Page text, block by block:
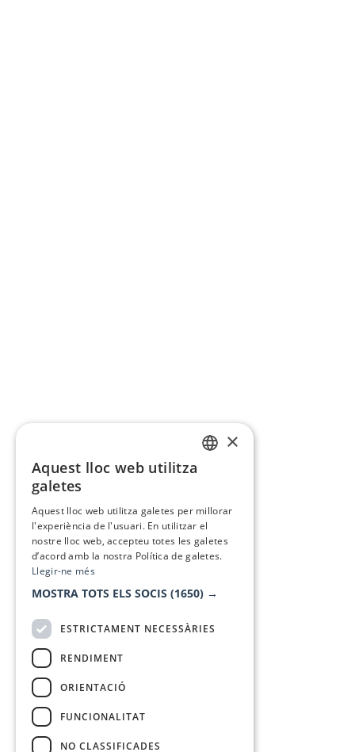
×
Aquest lloc web utilitza
galetes
Aquest lloc web utilitza galetes per millorar
l'experiència de l'usuari. En utilitzar el
nostre lloc web, accepteu totes les galetes
d’acord amb la nostra Política de galetes.
Llegir-ne més
MOSTRA TOTS ELS SOCIS (1650) →
ESTRICTAMENT NECESSÀRIES
RENDIMENT
ORIENTACIÓ
FUNCIONALITAT
NO CLASSIFICADES